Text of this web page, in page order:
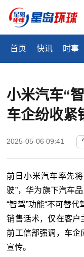
首页 快讯 时事
小米汽车“
车企纷收紧
2025-05-06 09:41
前日小米汽车率先
驶”，华为旗下汽车
“智驾”功能“不可替
销售话术，仅在客户
前工信部强调，车企
宣传。